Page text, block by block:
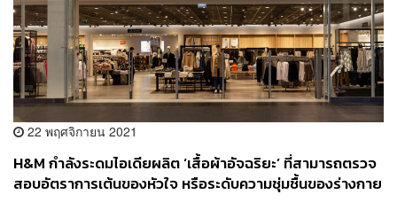
22 พฤศจิกายน 2021
H&M กำลังระดมไอเดียผลิต ‘เสื้อผ้าอัจฉริยะ’ ที่สามารถตรวจ
สอบอัตราการเต้นของหัวใจ หรือระดับความชุ่มชื้นของร่างกาย